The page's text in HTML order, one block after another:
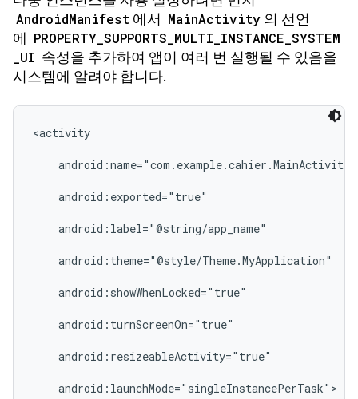
AndroidManifest 에서 MainActivity 의 선언
에 PROPERTY_SUPPORTS_MULTI_INSTANCE_SYSTEM
_UI 속성을 추가하여 앱이 여러 번 실행될 수 있음을
시스템에 알려야 합니다.
<activity
android:name="com.example.cahier.MainActivity"
android:exported="true"
android:label="@string/app_name"
android:theme="@style/Theme.MyApplication"
android:showWhenLocked="true"
android:turnScreenOn="true"
android:resizeableActivity="true"
android:launchMode="singleInstancePerTask">